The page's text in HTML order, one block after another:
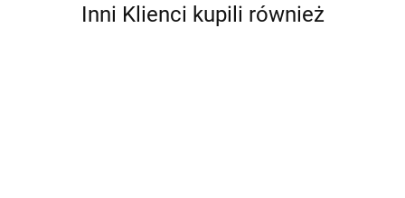
Inni Klienci kupili również